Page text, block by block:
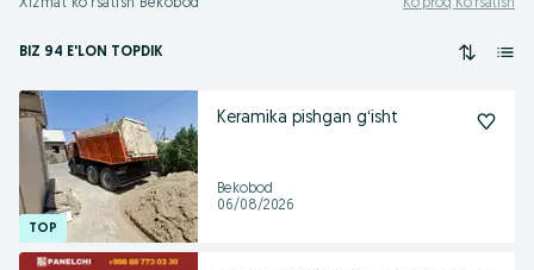
Xizmat ko‘rsatish Bekobod Ko‘proq Ko‘rsatish
BIZ 94 E'LON TOPDIK
Keramika pishgan gʻisht
Bekobod
06/08/2026